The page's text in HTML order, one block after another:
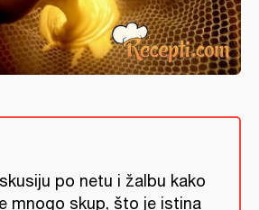
po netu i žalbu kako
mnogo skup, što je istina